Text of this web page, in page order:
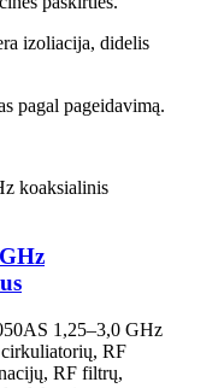
izoliacija, didelis
pagal pageidavimą.
1,25–3,0 GHz
RF
RF filtrų,